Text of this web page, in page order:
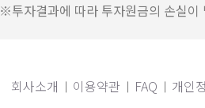
※투자결과에 따라 투자원금의 손실이
회사소개 이용약관 FAQ 개인